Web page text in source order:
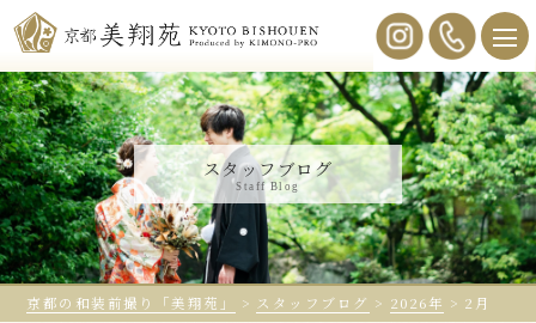
スタッフブログ
Staff Blog
京都の和装前撮り「美翔苑」 > スタッフブログ > 2026年 > 2月